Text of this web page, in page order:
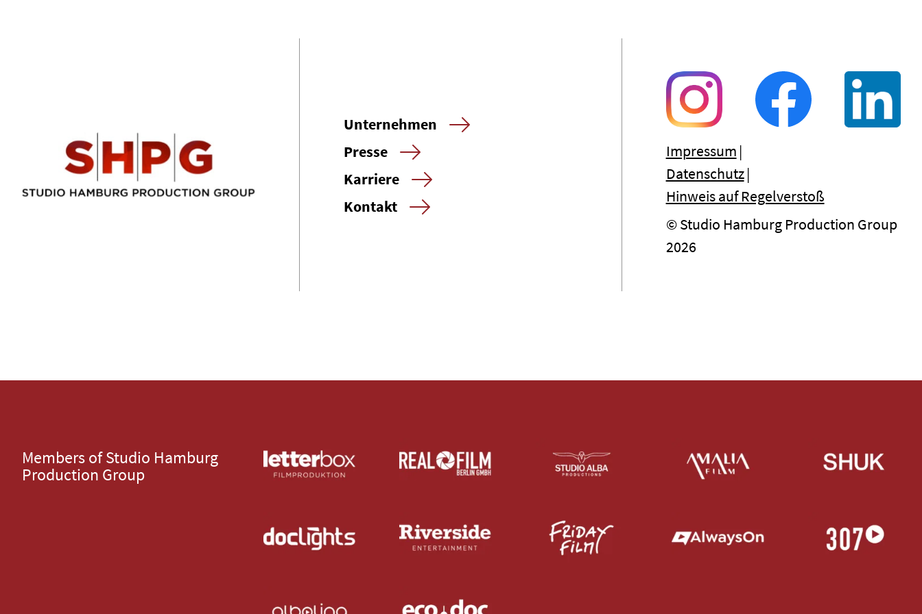
Unternehmen
Presse
Karriere
Kontakt
Impressum
Datenschutz
Hinweis auf Regelverstoß
© Studio Hamburg Production Group
2026
Members of Studio Hamburg
Production Group